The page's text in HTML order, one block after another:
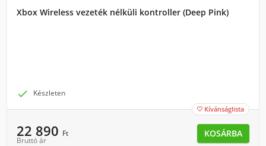
Xbox Wireless vezeték nélküli kontroller (Deep Pink)
 Készleten
 Kívánságlista
22 890 Ft
Bruttó ár
KOSÁRBA